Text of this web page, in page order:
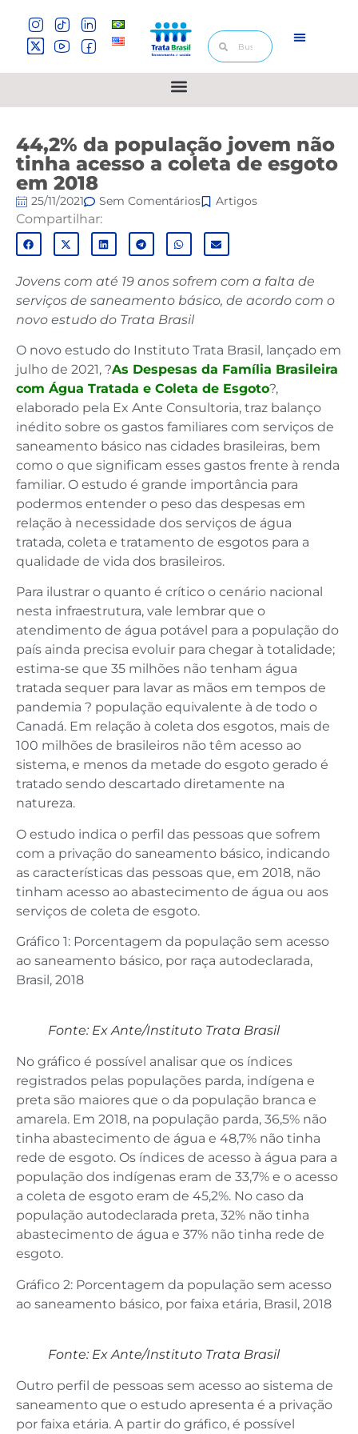
44,2% da população jovem não
tinha acesso a coleta de esgoto
em 2018
25/11/2021 Sem Comentários Artigos
Compartilhar:
Jovens com até 19 anos sofrem com a falta de
serviços de saneamento básico, de acordo com o
novo estudo do Trata Brasil
O novo estudo do Instituto Trata Brasil, lançado em
julho de 2021, ?As Despesas da Família Brasileira
com Água Tratada e Coleta de Esgoto?,
elaborado pela Ex Ante Consultoria, traz balanço
inédito sobre os gastos familiares com serviços de
saneamento básico nas cidades brasileiras, bem
como o que significam esses gastos frente à renda
familiar. O estudo é grande importância para
podermos entender o peso das despesas em
relação à necessidade dos serviços de água
tratada, coleta e tratamento de esgotos para a
qualidade de vida dos brasileiros.
Para ilustrar o quanto é crítico o cenário nacional
nesta infraestrutura, vale lembrar que o
atendimento de água potável para a população do
país ainda precisa evoluir para chegar à totalidade;
estima-se que 35 milhões não tenham água
tratada sequer para lavar as mãos em tempos de
pandemia ? população equivalente à de todo o
Canadá. Em relação à coleta dos esgotos, mais de
100 milhões de brasileiros não têm acesso ao
sistema, e menos da metade do esgoto gerado é
tratado sendo descartado diretamente na
natureza.
O estudo indica o perfil das pessoas que sofrem
com a privação do saneamento básico, indicando
as características das pessoas que, em 2018, não
tinham acesso ao abastecimento de água ou aos
serviços de coleta de esgoto.
Gráfico 1: Porcentagem da população sem acesso
ao saneamento básico, por raça autodeclarada,
Brasil, 2018
Fonte: Ex Ante/Instituto Trata Brasil
No gráfico é possível analisar que os índices
registrados pelas populações parda, indígena e
preta são maiores que o da população branca e
amarela. Em 2018, na população parda, 36,5% não
tinha abastecimento de água e 48,7% não tinha
rede de esgoto. Os índices de acesso à água para a
população dos indígenas eram de 33,7% e o acesso
a coleta de esgoto eram de 45,2%. No caso da
população autodeclarada preta, 32% não tinha
abastecimento de água e 37% não tinha rede de
esgoto.
Gráfico 2: Porcentagem da população sem acesso
ao saneamento básico, por faixa etária, Brasil, 2018
Fonte: Ex Ante/Instituto Trata Brasil
Outro perfil de pessoas sem acesso ao sistema de
saneamento que o estudo apresenta é a privação
por faixa etária. A partir do gráfico, é possível